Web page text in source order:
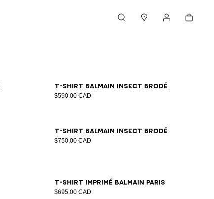
Panier
T-shirt Balmain Insect brodé
$590.00 CAD
XSSMLXL2XL3XL
T-shirt Balmain Insect brodé
$750.00 CAD
2XSXSSMLXL2XL3XL
T-shirt imprimé Balmain paris
$695.00 CAD
2XSXSSMLXL2XL3XL